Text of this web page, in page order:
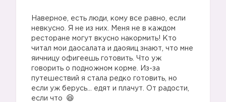
Наверное, есть люди, кому все равно, если
невкусно. Я не из них. Меня не в каждом
ресторане могут вкусно накормить! Кто
читал мои даосалата и даояиц знают, что мне
яичницу офигеешь готовить. Что уж
говорить о подножном корме. Из-за
путешествий я стала редко готовить, но
если уж берусь… едят и плачут. От радости,
если что